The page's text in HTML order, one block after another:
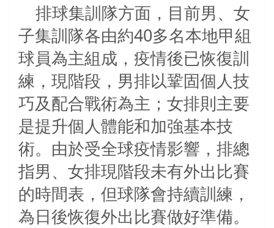
排球集訓隊方面，目前男、女
子集訓隊各由約40多名本地甲組
球員為主組成，疫情後已恢復訓
練，現階段，男排以鞏固個人技
巧及配合戰術為主；女排則主要
是提升個人體能和加強基本技
術。由於受全球疫情影響，排總
指男、女排現階段未有外出比賽
的時間表，但球隊會持續訓練，
為日後恢復外出比賽做好準備。